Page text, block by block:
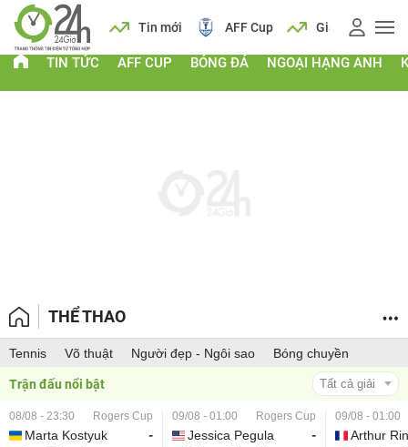
Tin mới AFF Cup Giá vàng Lịch
TIN TỨC AFF CUP BÓNG ĐÁ NGOẠI HẠNG ANH
THỂ THAO
Tennis Võ thuật Người đẹp - Ngôi sao Bóng chuyền
Trận đấu nổi bật Tất cả giải
Rogers Cup
-
09/08 - 01:00 Rogers Cup
Jessica Pegula
-
09/08 - 01:00 Rogers
Arthur Rinderknech